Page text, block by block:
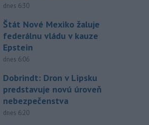
dnes 6:30
Štát Nové Mexiko žaluje
federálnu vládu v kauze
Epstein
dnes 6:06
Dobrindt: Dron v Lipsku
predstavuje novú úroveň
nebezpečenstva
dnes 6:20